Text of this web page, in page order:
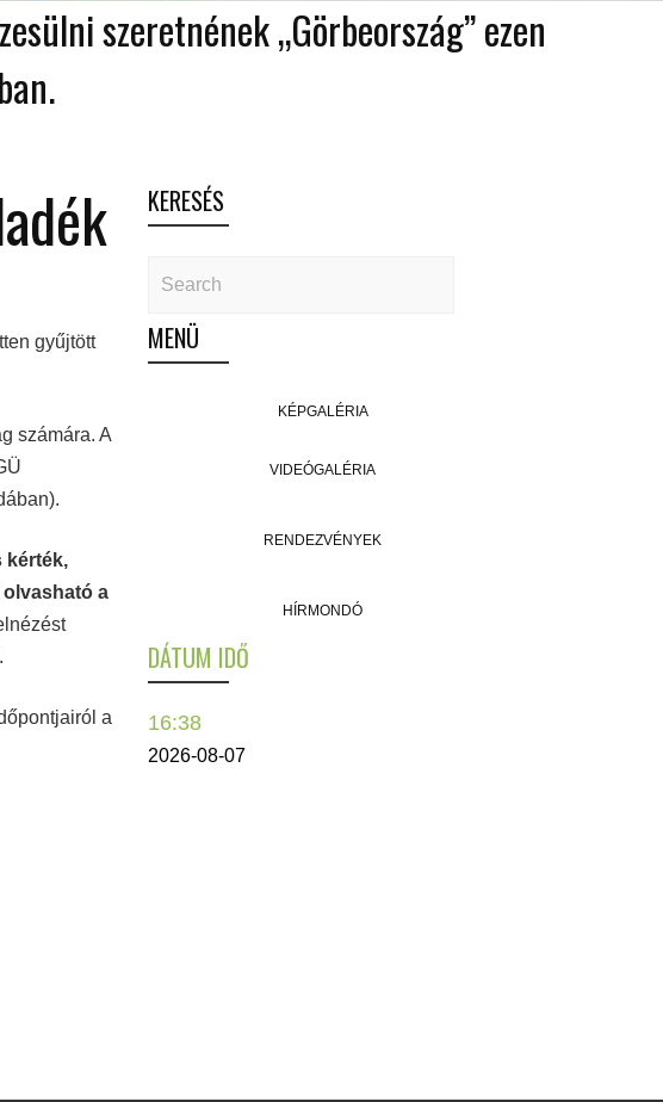
szeretnének „Görbeország” ezen
gyűjtött
számára. A
kérték,
a
a
KERESÉS
MENÜ
KÉPGALÉRIA
VIDEÓGALÉRIA
RENDEZVÉNYEK
HÍRMONDÓ
DÁTUM IDŐ
16:38
2026-08-07